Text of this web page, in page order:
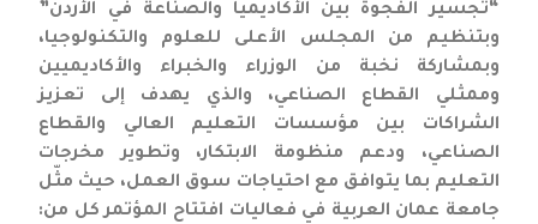
“تجسير الفجوة بين الأكاديميا والصناعة في الأردن”
وبتنظيم من المجلس الأعلى للعلوم والتكنولوجيا،
وبمشاركة نخبة من الوزراء والخبراء والأكاديميين
وممثلي القطاع الصناعي، والذي يهدف إلى تعزيز
الشراكات بين مؤسسات التعليم العالي والقطاع
الصناعي، ودعم منظومة الابتكار، وتطوير مخرجات
التعليم بما يتوافق مع احتياجات سوق العمل، حيث مثّل
جامعة عمان العربية في فعاليات افتتاح المؤتمر كل من: